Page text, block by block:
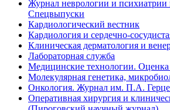
Журнал неврологии и
Спецвыпуски
Кардиологический вестник
Кардиология и сердечно-
Клиническая дерматология и
Лабораторная служба
Медицинские технологии.
Молекулярная генетика,
Онкология. Журнал им. П.А.
Оперативная хирургия и